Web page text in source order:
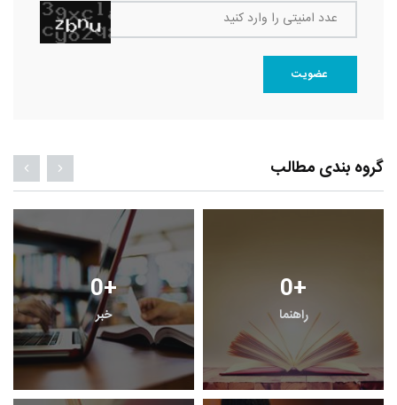
عدد امنیتی را وارد کنید
عضویت
گروه بندی مطالب
0+
خبر
0+
راهنما